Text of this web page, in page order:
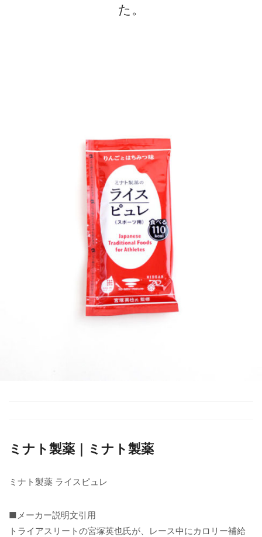
た。
ミナト製薬｜ミナト製薬
ミナト製薬 ライスピュレ
■メーカー説明文引用
トライアスリートの宮塚英也氏が、レース中にカロリー補給